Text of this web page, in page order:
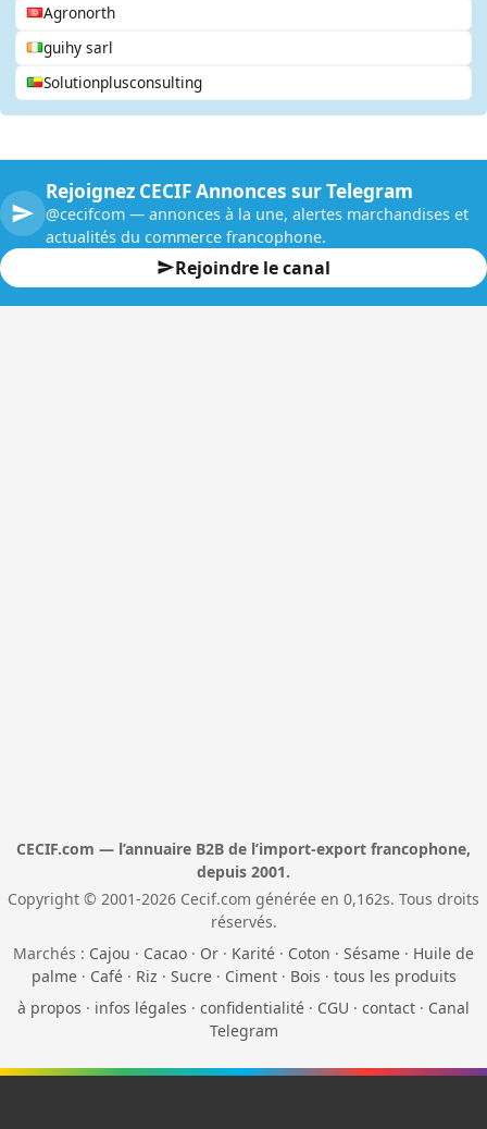
Agronorth
guihy sarl
Solutionplusconsulting
Rejoignez CECIF Annonces sur Telegram
@cecifcom — annonces à la une, alertes marchandises et
actualités du commerce francophone.
Rejoindre le canal
CECIF.com — l’annuaire B2B de l’import-export francophone,
depuis 2001.
Copyright © 2001-2026 Cecif.com générée en 0,162s. Tous droits
réservés.
Marchés : Cajou · Cacao · Or · Karité · Coton · Sésame · Huile de
palme· Café· Riz · Sucre· Ciment· Bois · tous les produits
à propos · infos légales · confidentialité · CGU · contact · Canal
Telegram